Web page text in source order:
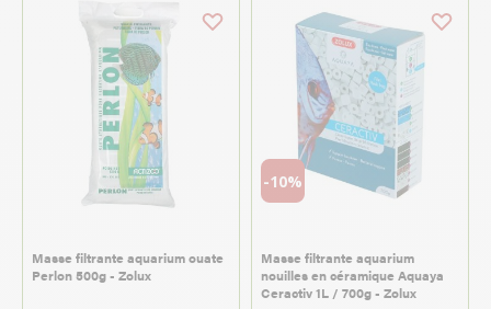
Masse filtrante aquarium ouate
Perlon 500g - Zolux
-10%
Masse filtrante aquarium
nouilles en céramique Aquaya
Ceractiv 1L / 700g - Zolux